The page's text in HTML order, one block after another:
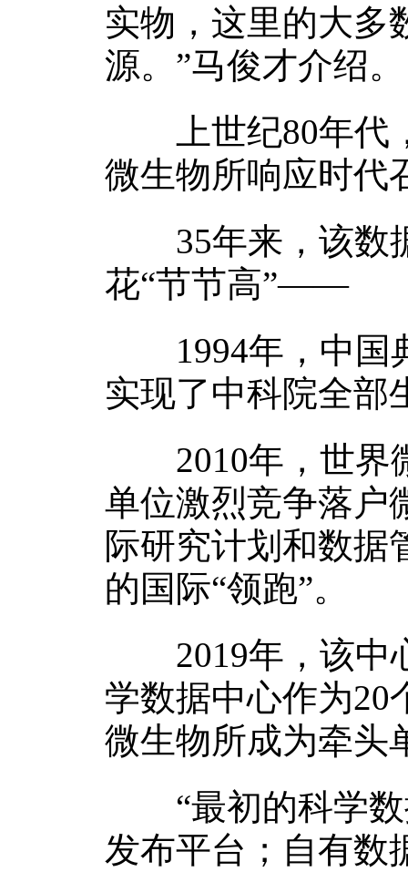
实物，这里的大多
源。”马俊才介绍。
上世纪80年代，
微生物所响应时代
35年来，该数据
花“节节高”——
1994年，中国
实现了中科院全部
2010年，世界
单位激烈竞争落户
际研究计划和数据
的国际“领跑”。
2019年，该中
学数据中心作为20
微生物所成为牵头
“最初的科学数
发布平台；自有数